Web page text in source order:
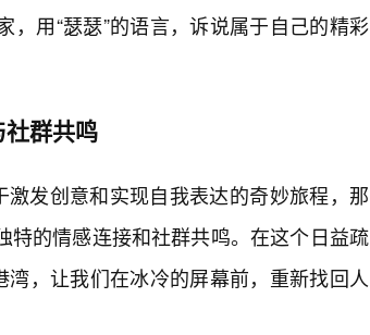
用“瑟瑟”的语言，诉说属于自己的精彩
群共鸣
发创意和实现自我表达的奇妙旅程，那
的情感连接和社群共鸣。在这个日益疏
，让我们在冰冷的屏幕前，重新找回人